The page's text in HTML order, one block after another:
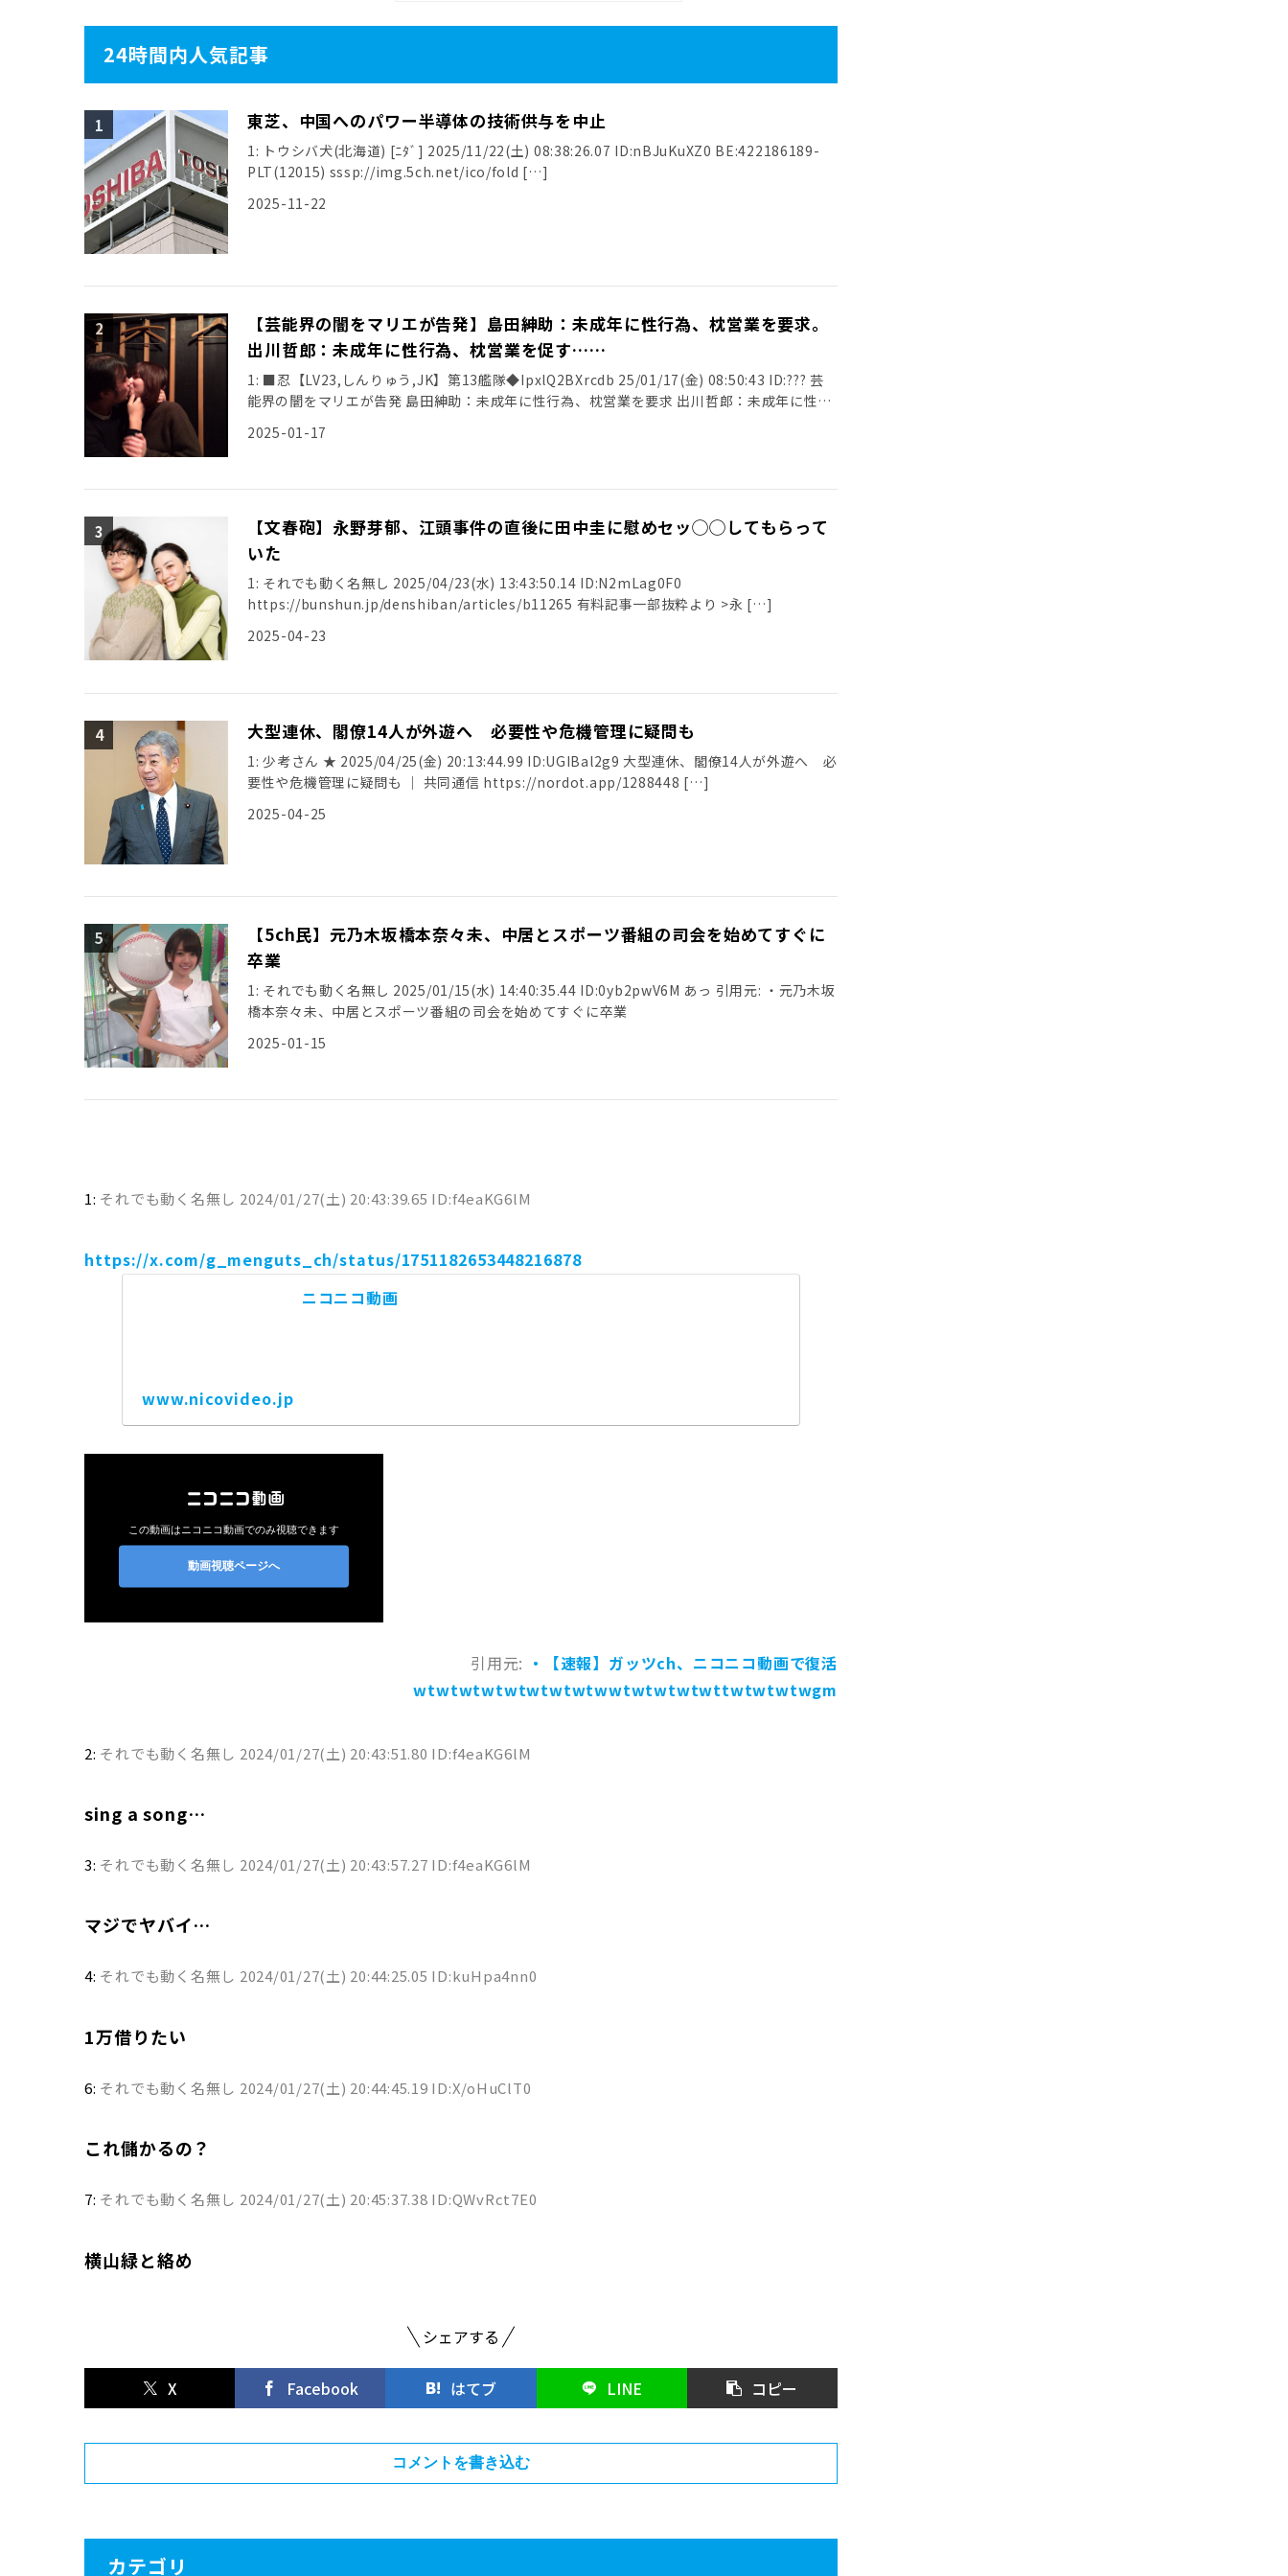
24時間内人気記事
東芝、中国へのパワー半導体の技術供与を中止
1: トウシバ犬(北海道) [ﾆﾀﾞ] 2025/11/22(土) 08:38:26.07 ID:nBJuKuXZ0 BE:422186189-
PLT(12015) sssp://img.5ch.net/ico/fold […]
2025-11-22
【芸能界の闇をマリエが告発】島田紳助：未成年に性行為、枕営業を要求。
出川哲郎：未成年に性行為、枕営業を促す……
1: ■忍【LV23,しんりゅう,JK】第13艦隊◆IpxlQ2BXrcdb 25/01/17(金) 08:50:43 ID:??? 芸
能界の闇をマリエが告発 島田紳助：未成年に性行為、枕営業を要求 出川哲郎：未成年に性
2025-01-17
【文春砲】永野芽郁、江頭事件の直後に田中圭に慰めセッ◯◯してもらって
いた
1: それでも動く名無し 2025/04/23(水) 13:43:50.14 ID:N2mLag0F0
https://bunshun.jp/denshiban/articles/b11265 有料記事一部抜粋より >永 […]
2025-04-23
大型連休、閣僚14人が外遊へ 必要性や危機管理に疑問も
1: 少考さん ★ 2025/04/25(金) 20:13:44.99 ID:UGIBal2g9 大型連休、閣僚14人が外遊へ 必
要性や危機管理に疑問も ｜ 共同通信 https://nordot.app/1288448 […]
2025-04-25
【5ch民】元乃木坂橋本奈々未、中居とスポーツ番組の司会を始めてすぐに
卒業
1: それでも動く名無し 2025/01/15(水) 14:40:35.44 ID:0yb2pwV6M あっ 引用元: ・元乃木坂
橋本奈々未、中居とスポーツ番組の司会を始めてすぐに卒業
2025-01-15
1: それでも動く名無し 2024/01/27(土) 20:43:39.65 ID:f4eaKG6lM
https://x.com/g_menguts_ch/status/1751182653448216878
ニコニコ動画
www.nicovideo.jp
引用元: ・【速報】ガッツch、ニコニコ動画で復活
wtwtwtwtwtwtwtwtwwtwtwtwtwttwtwtwtwgm
2: それでも動く名無し 2024/01/27(土) 20:43:51.80 ID:f4eaKG6lM
sing a song…
3: それでも動く名無し 2024/01/27(土) 20:43:57.27 ID:f4eaKG6lM
マジでヤバイ…
4: それでも動く名無し 2024/01/27(土) 20:44:25.05 ID:kuHpa4nn0
1万借りたい
6: それでも動く名無し 2024/01/27(土) 20:44:45.19 ID:X/oHuClT0
これ儲かるの？
7: それでも動く名無し 2024/01/27(土) 20:45:37.38 ID:QWvRct7E0
横山緑と絡め
シェアする
X Facebook はてブ LINE コピー
コメントを書き込む
カテゴリ